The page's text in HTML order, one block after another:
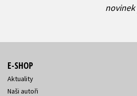
novinek
E-SHOP
Aktuality
Naši autoři